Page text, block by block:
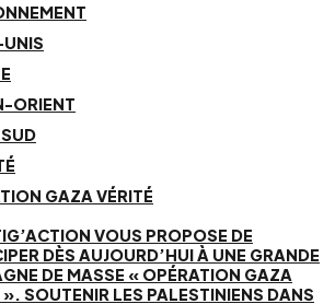
ORIENT
GAZA VÉRITÉ
VOUS PROPOSE DE
DÈS AUJOURD’HUI À UNE GRANDE
DE MASSE « OPÉRATION GAZA
». SOUTENIR LES PALESTINIENS DANS